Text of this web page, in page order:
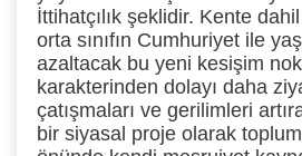
İttihatçılık şeklidir. Kente
orta sınıfın Cumhuriyet ile
azaltacak bu yeni kesişim
karakterinden dolayı daha
çatışmaları ve gerilimleri
bir siyasal proje olarak